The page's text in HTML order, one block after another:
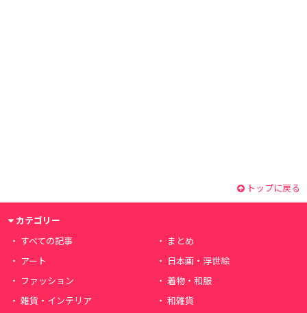
トップに戻る
カテゴリー
すべての記事
まとめ
アート
日本画・浮世絵
ファッション
着物・和服
雑貨・インテリア
和雑貨